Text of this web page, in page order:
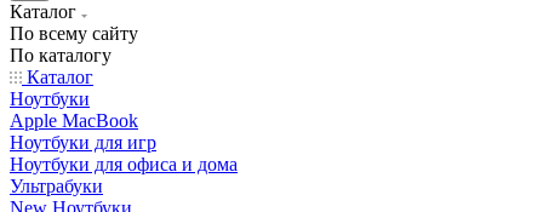
Каталог
По всему сайту
По каталогу
Каталог
Ноутбуки
Apple MacBook
Ноутбуки для игр
Ноутбуки для офиса и дома
Ультрабуки
New Ноутбуки